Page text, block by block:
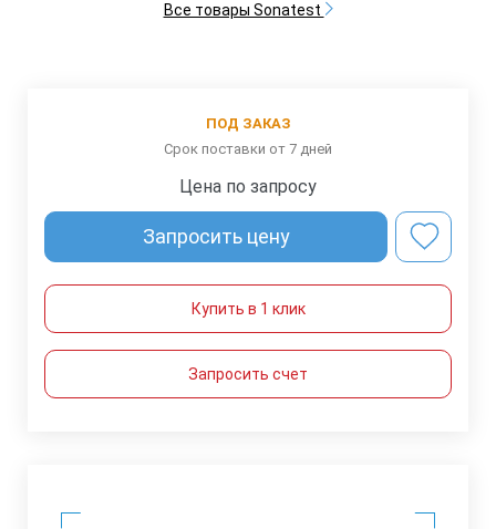
Все товары Sonatest
ПОД ЗАКАЗ
Срок поставки от 7 дней
Цена по запросу
Запросить цену
Купить в 1 клик
Запросить счет